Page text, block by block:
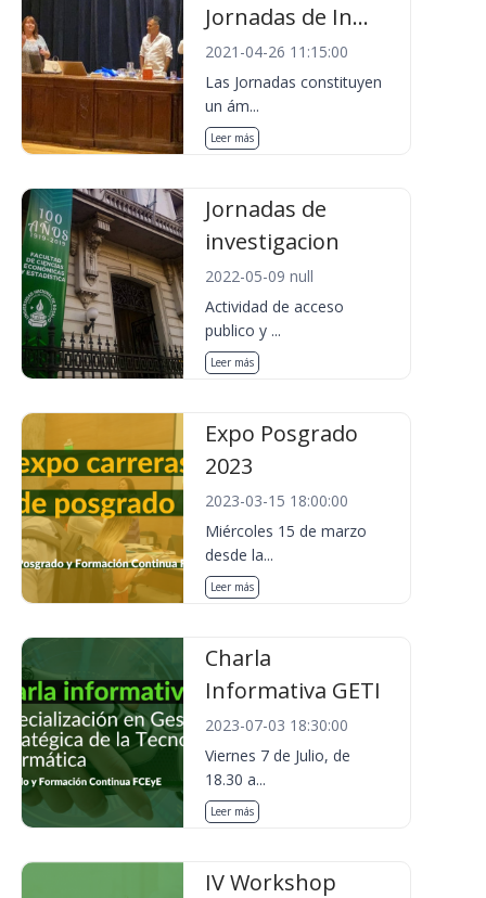
Jornadas de In...
2021-04-26 11:15:00
Las Jornadas constituyen
un ám...
Leer más
Jornadas de
investigacion
2022-05-09 null
Actividad de acceso
publico y ...
Leer más
Expo Posgrado
2023
2023-03-15 18:00:00
Miércoles 15 de marzo
desde la...
Leer más
Charla
Informativa GETI
2023-07-03 18:30:00
Viernes 7 de Julio, de
18.30 a...
Leer más
IV Workshop